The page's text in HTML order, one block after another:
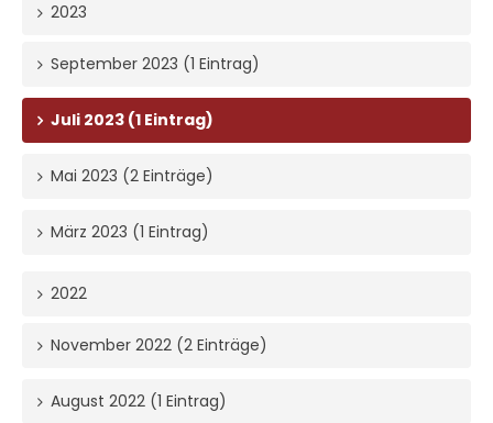
2023
September 2023 (1 Eintrag)
Juli 2023 (1 Eintrag)
Mai 2023 (2 Einträge)
März 2023 (1 Eintrag)
2022
November 2022 (2 Einträge)
August 2022 (1 Eintrag)